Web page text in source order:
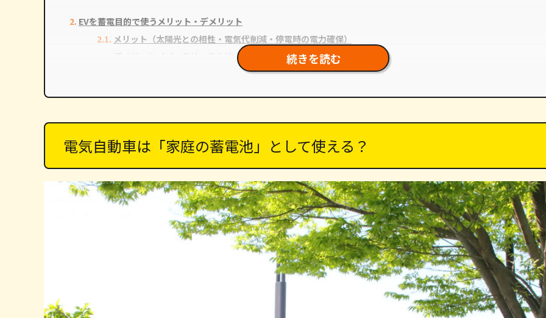
EVを蓄電目的で使うメリット・デメリット
メリット（太陽光との相性・電気代削減・停電時の電力確保）
デメリット（バッテリー劣化リスク・外出中は給電できない制約）
導入検討のチェック（補助金・対応車種/機器・見積比較の進め方）
太陽光発電・蓄電池システムの設置はTREND LINEへお任せください！
続きを読む
電気自動車は「家庭の蓄電池」として使える？